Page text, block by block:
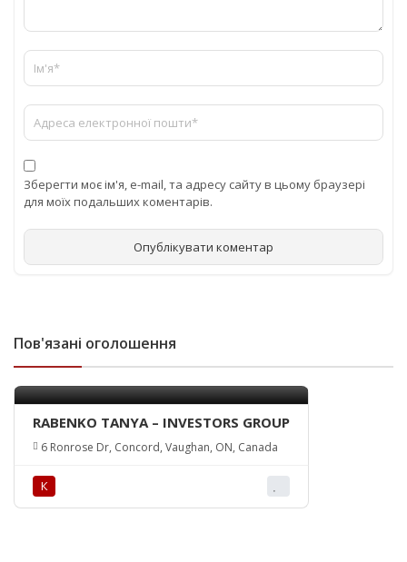
Зберегти моє ім'я, e-mail, та адресу сайту в цьому браузері
для моїх подальших коментарів.
Пов'язані оголошення
RABENKO TANYA – INVESTORS GROUP
6 Ronrose Dr, Concord, Vaughan, ON, Canada
К